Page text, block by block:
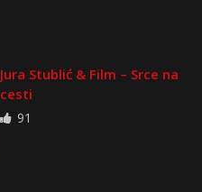
Jura Stublić & Film – Srce na
cesti
91